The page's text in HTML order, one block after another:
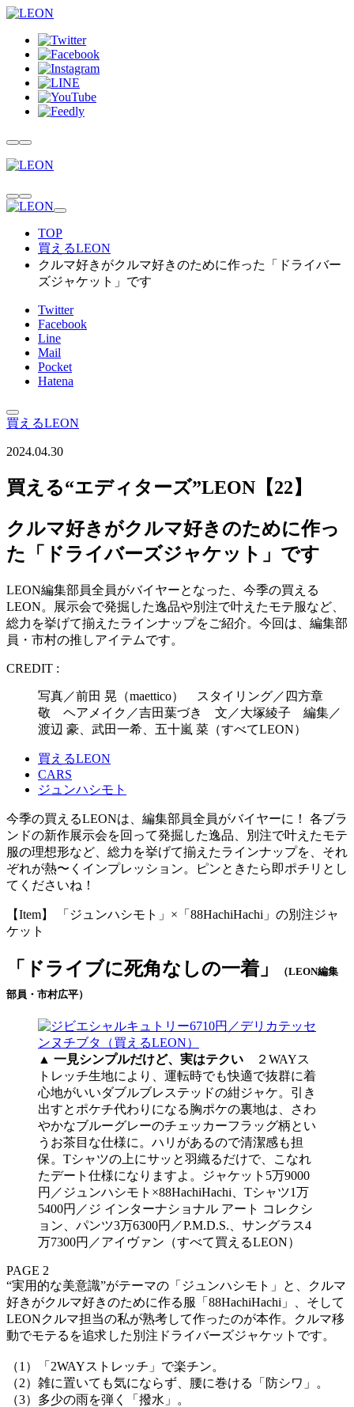
TOP
買えるLEON
クルマ好きがクルマ好きのために作った「ドライバー
ズジャケット」です
Twitter
Facebook
Line
Mail
Pocket
Hatena
買えるLEON
2024.04.30
買える“エディターズ”LEON【22】
クルマ好きがクルマ好きのために作っ
た「ドライバーズジャケット」です
LEON編集部員全員がバイヤーとなった、今季の買える
LEON。展示会で発掘した逸品や別注で叶えたモテ服など、
総力を挙げて揃えたラインナップをご紹介。今回は、編集部
員・市村の推しアイテムです。
CREDIT :
写真／前田 晃（maettico） スタイリング／四方章
敬 ヘアメイク／吉田葉づき 文／大塚綾子 編集／
渡辺 豪、武田一希、五十嵐 菜（すべてLEON）
買えるLEON
CARS
ジュンハシモト
今季の買えるLEONは、編集部員全員がバイヤーに！ 各ブラ
ンドの新作展示会を回って発掘した逸品、別注で叶えたモテ
服の理想形など、総力を挙げて揃えたラインナップを、それ
ぞれが熱〜くインプレッション。ピンときたら即ポチリとし
てくださいね！
【Item】 「ジュンハシモト」×「88HachiHachi」の別注ジャ
ケット
「ドライブに死角なしの一着」
（LEON編集
部員・市村広平）
▲ 一見シンプルだけど、実はテクい
２WAYス
トレッチ生地により、運転時でも快適で抜群に着
心地がいいダブルブレステッドの紺ジャケ。引き
出すとポケチ代わりになる胸ポケの裏地は、さわ
やかなブルーグレーのチェッカーフラッグ柄とい
うお茶目な仕様に。ハリがあるので清潔感も担
保。Tシャツの上にサッと羽織るだけで、こなれ
たデート仕様になりますよ。ジャケット5万9000
円／ジュンハシモト×88HachiHachi、Tシャツ1万
5400円／ジ インターナショナル アート コレクシ
ョン、パンツ3万6300円／P.M.D.S.、サングラス4
万7300円／アイヴァン（すべて買えるLEON）
PAGE 2
“実用的な美意識”がテーマの「ジュンハシモト」と、クルマ
好きがクルマ好きのために作る服「88HachiHachi」、そして
LEONクルマ担当の私が熟考して作ったのが本作。クルマ移
動でモテるを追求した別注ドライバーズジャケットです。
（1）「2WAYストレッチ」で楽チン。
（2）雑に置いても気にならず、腰に巻ける「防シワ」。
（3）多少の雨を弾く「撥水」。